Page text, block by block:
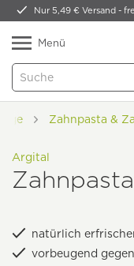
Nur 5,49 € Versand -
Menü
Zahnpasta &
Argital
natürlich
vorbeugend